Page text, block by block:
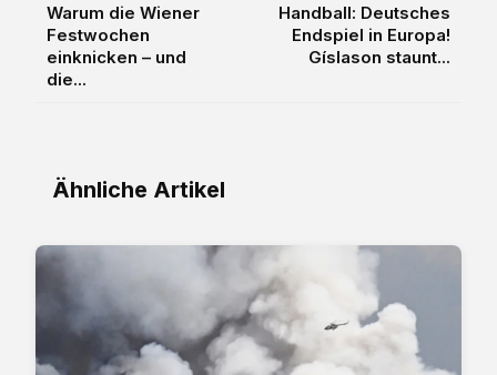
Warum die Wiener
Festwochen
einknicken – und
die...
Handball: Deutsches
Endspiel in Europa!
Gíslason staunt...
Ähnliche Artikel